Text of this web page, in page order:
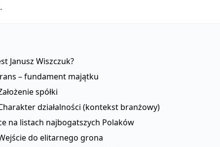
Janusz Wiszczuk?
– fundament majątku
spółki
działalności (kontekst branżowy)
na listach najbogatszych Polaków
do elitarnego grona